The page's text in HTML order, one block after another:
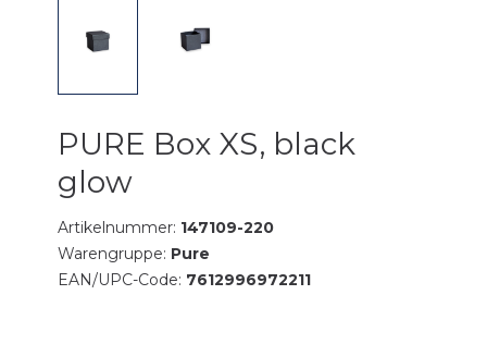
PURE Box XS, black
glow
Artikelnummer: 147109-220
Warengruppe: Pure
EAN/UPC-Code: 7612996972211